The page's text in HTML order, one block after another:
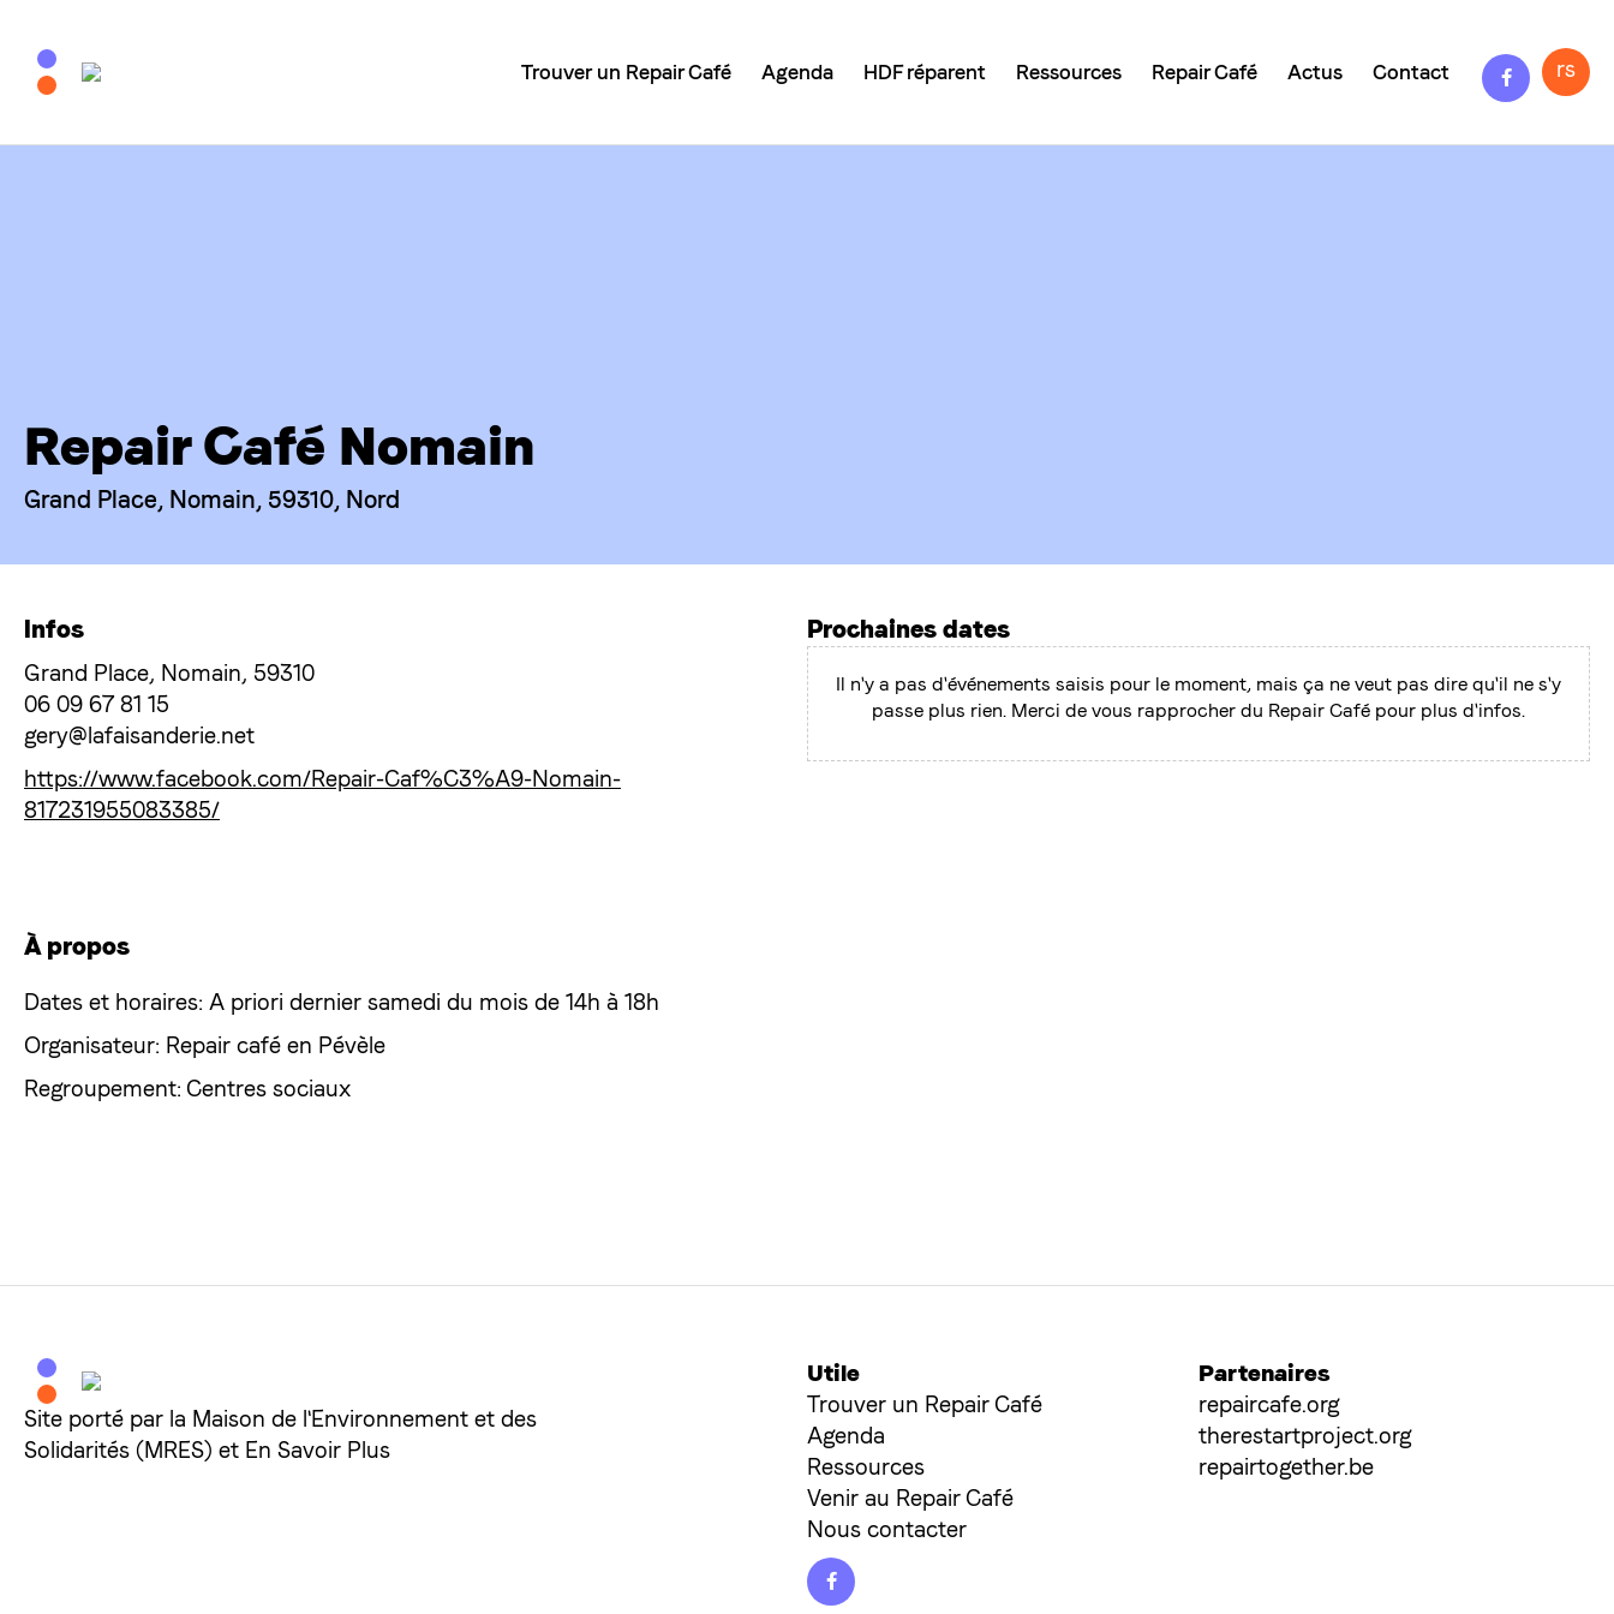
Trouver un Repair Café Agenda HDF réparent Ressources Repair Café Actus Contact Facebook
rs
Repair Café Nomain
Grand Place, Nomain, 59310, Nord
Infos
Grand Place, Nomain, 59310
06 09 67 81 15
gery@lafaisanderie.net
https://www.facebook.com/Repair-Caf%C3%A9-Nomain-
817231955083385/
À propos
Dates et horaires: A priori dernier samedi du mois de 14h à 18h
Organisateur: Repair café en Pévèle
Regroupement: Centres sociaux
Prochaines dates
Il n'y a pas d'événements saisis pour le moment, mais ça ne veut pas dire qu'il ne s'y
passe plus rien. Merci de vous rapprocher du Repair Café pour plus d'infos.
Site porté par la Maison de l'Environnement et des
Solidarités (MRES) et En Savoir Plus
Utile
Trouver un Repair Café
Agenda
Ressources
Venir au Repair Café
Nous contacter
Facebook
Partenaires
repaircafe.org
therestartproject.org
repairtogether.be